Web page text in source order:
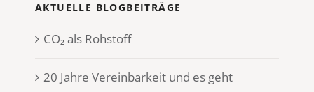
AKTUELLE BLOGBEITRÄGE
CO₂ als Rohstoff
20 Jahre Vereinbarkeit und es geht